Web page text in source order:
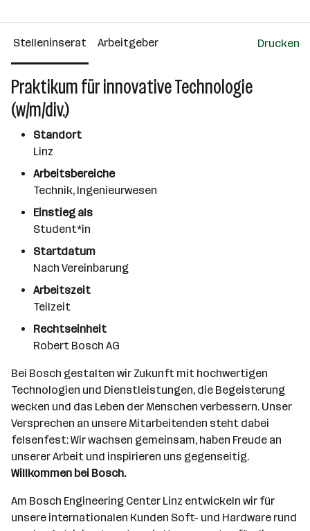
2501 - 10000 Mitarbeiter*innen
Wien
Stelleninserat Arbeitgeber Drucken
Praktikum für innovative Technologie
(w/m/div.)
Standort
Linz
Arbeitsbereiche
Technik, Ingenieurwesen
Einstieg als
Student*in
Startdatum
Nach Vereinbarung
Arbeitszeit
Teilzeit
Rechtseinheit
Robert Bosch AG
Bei Bosch gestalten wir Zukunft mit hochwertigen
Technologien und Dienstleistungen, die Begeisterung
wecken und das Leben der Menschen verbessern. Unser
Versprechen an unsere Mitarbeitenden steht dabei
felsenfest: Wir wachsen gemeinsam, haben Freude an
unserer Arbeit und inspirieren uns gegenseitig.
Willkommen bei Bosch.
Am Bosch Engineering Center Linz entwickeln wir für
unsere internationalen Kunden Soft- und Hardware rund